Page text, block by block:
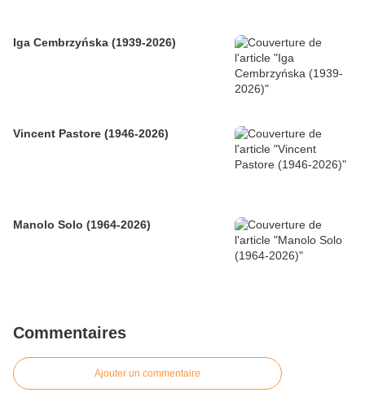
Iga Cembrzyńska (1939-2026)
Vincent Pastore (1946-2026)
Manolo Solo (1964-2026)
Commentaires
Ajouter un commentaire